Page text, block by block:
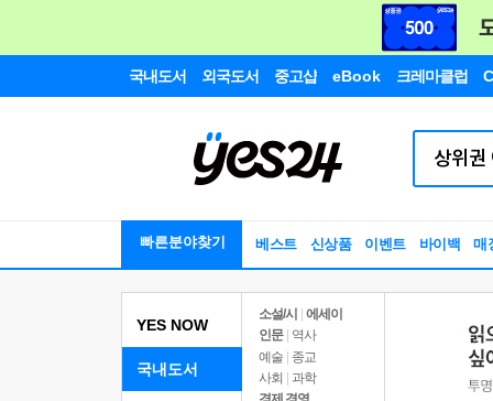
국내도서 외국도서 중고샵 eBook 크레마클럽
빠른분야찾기 베스트 신상품 이벤트 바이백 매
YES NOW
국내도서
소설/시
에세이
인문
역사
예술 | 종교
사회 | 과학